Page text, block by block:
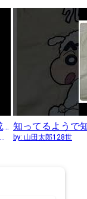
#1116 ブランドストアページの役割と構成について 知ってるようで
by: 山田太郎128世